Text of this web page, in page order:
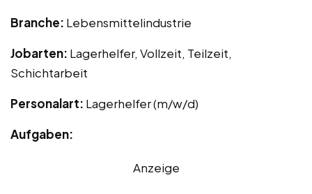
Branche: Lebensmittelindustrie
Jobarten: Lagerhelfer, Vollzeit, Teilzeit,
Schichtarbeit
Personalart: Lagerhelfer (m/w/d)
Aufgaben:
Anzeige